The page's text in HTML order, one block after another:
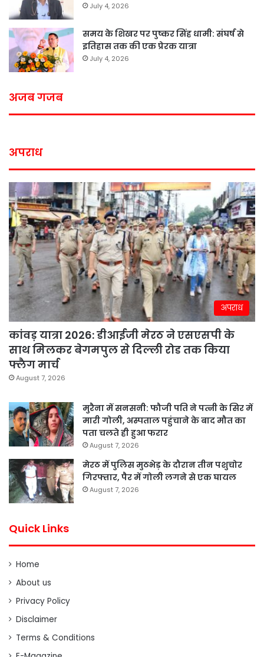
July 4, 2026
समय के शिखर पर पुष्कर सिंह धामी: संघर्ष से
इतिहास तक की एक प्रेरक यात्रा
July 4, 2026
अजब गजब
अपराध
अपराध
कांवड़ यात्रा 2026: डीआईजी मेरठ ने एसएसपी के
साथ मिलकर बेगमपुल से दिल्ली रोड तक किया
फ्लैग मार्च
August 7, 2026
मुरैना में सनसनी: फौजी पति ने पत्नी के सिर में
मारी गोली, अस्पताल पहुंचाने के बाद मौत का
पता चलते ही हुआ फरार
August 7, 2026
मेरठ में पुलिस मुठभेड़ के दौरान तीन पशुचोर
गिरफ्तार, पैर में गोली लगने से एक घायल
August 7, 2026
Quick Links
Home
About us
Privacy Policy
Disclaimer
Terms & Conditions